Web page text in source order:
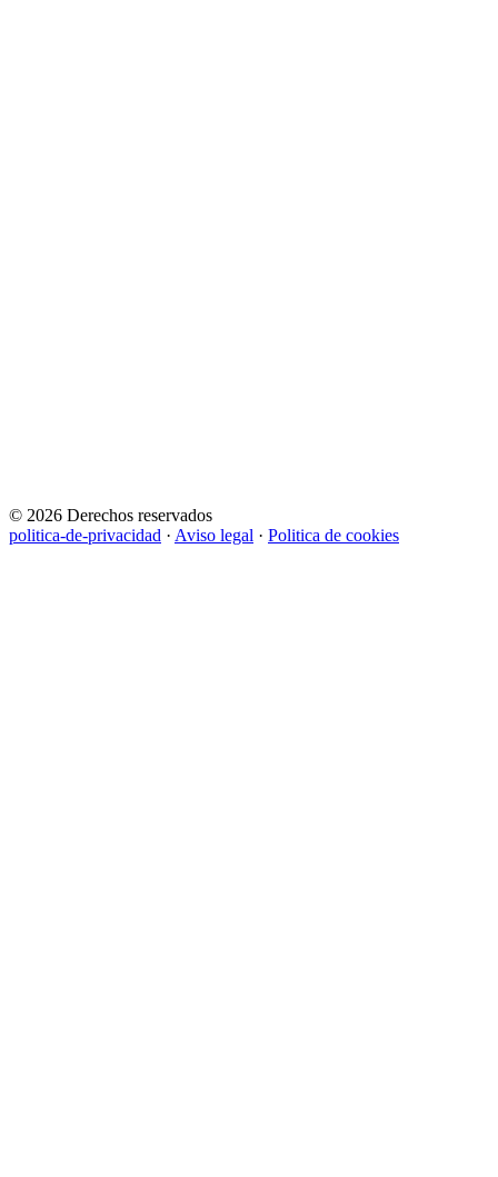
© 2026 Derechos reservados
politica-de-privacidad · Aviso legal · Politica de cookies